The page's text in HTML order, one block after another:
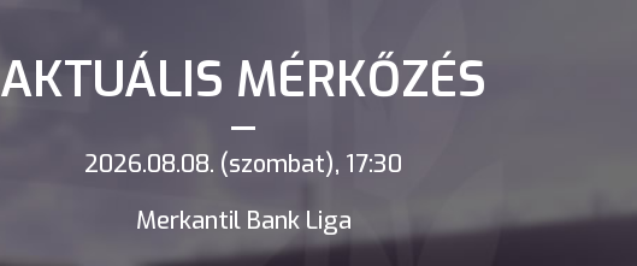
AKTUÁLIS MÉRKŐZÉS
2026.08.08. (szombat), 17:30
Merkantil Bank Liga